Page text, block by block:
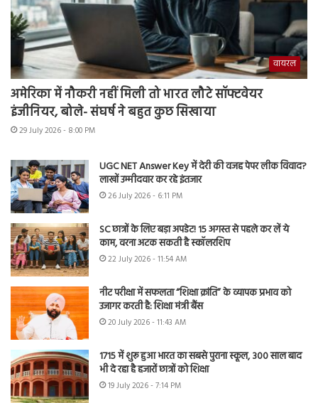
वायरल
अमेरिका में नौकरी नहीं मिली तो भारत लौटे सॉफ्टवेयर
इंजीनियर, बोले- संघर्ष ने बहुत कुछ सिखाया
29 July 2026 - 8:00 PM
UGC NET Answer Key में देरी की वजह पेपर लीक विवाद?
लाखों उम्मीदवार कर रहे इंतजार
26 July 2026 - 6:11 PM
SC छात्रों के लिए बड़ा अपडेट! 15 अगस्त से पहले कर लें ये
काम, वरना अटक सकती है स्कॉलरशिप
22 July 2026 - 11:54 AM
नीट परीक्षा में सफलता “शिक्षा क्रांति” के व्यापक प्रभाव को
उजागर करती है: शिक्षा मंत्री बैंस
20 July 2026 - 11:43 AM
1715 में शुरू हुआ भारत का सबसे पुराना स्कूल, 300 साल बाद
भी दे रहा है हजारों छात्रों को शिक्षा
19 July 2026 - 7:14 PM